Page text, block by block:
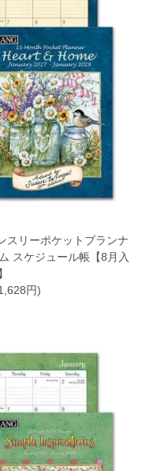
スリーポケットプランナ
スケジュール帳【8月入
円)